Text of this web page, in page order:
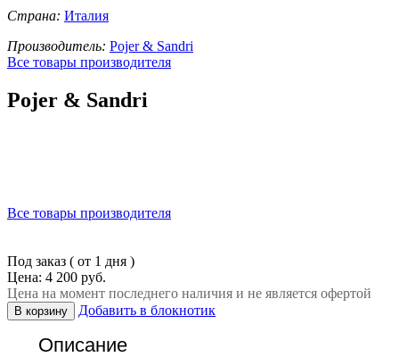
Страна: Италия
Производитель: Pojer & Sandri
Все товары производителя
Pojer & Sandri
Все товары производителя
Под заказ ( от 1 дня )
Цена: 4 200 руб.
Цена на момент последнего наличия и не является офертой
В корзину Добавить в блокнотик
Описание